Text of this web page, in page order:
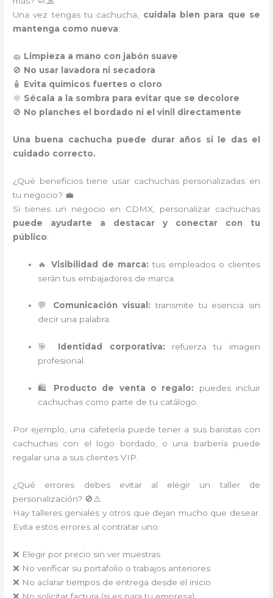
Una vez tengas tu cachucha, cuídala bien para que se
mantenga como nueva:
🧽 Limpieza a mano con jabón suave
🚫 No usar lavadora ni secadora
🧴 Evita químicos fuertes o cloro
🌞 Sécala a la sombra para evitar que se decolore
🚫 No planches el bordado ni el vinil directamente
Una buena cachucha puede durar años si le das el
cuidado correcto.
¿Qué beneficios tiene usar cachuchas personalizadas en
tu negocio? 💼
Si tienes un negocio en CDMX, personalizar cachuchas
puede ayudarte a destacar y conectar con tu
público:
🔥Visibilidad de marca: tus empleados o clientes
serán tus embajadores de marca.
💬 Comunicación visual: transmite tu esencia sin
decir una palabra.
🎯 Identidad corporativa: refuerza tu imagen
profesional.
🛍️ Producto de venta o regalo: puedes incluir
cachuchas como parte de tu catálogo.
Por ejemplo, una cafetería puede tener a sus baristas con
cachuchas con el logo bordado, o una barbería puede
regalar una a sus clientes VIP.
¿Qué errores debes evitar al elegir un taller de
personalización? 🚫⚠️
Hay talleres geniales y otros que dejan mucho que desear.
Evita estos errores al contratar uno:
❌ Elegir por precio sin ver muestras
❌ No verificar su portafolio o trabajos anteriores
❌ No aclarar tiempos de entrega desde el inicio
❌ No solicitar factura (si es para tu empresa)